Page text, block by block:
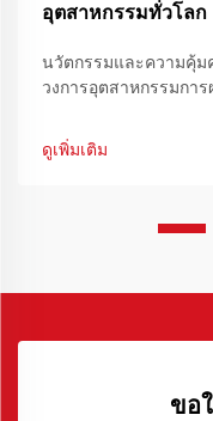
อุตสาหกรรมทั่วโลก
นวัตกรรมและความคุ้ม
วงการอุตสาหกรรมกา
สม่ำเสมอ สารปลดปล่
ที่สำคัญยิ่ง...
ดูเพิ่มเติม
ขอ